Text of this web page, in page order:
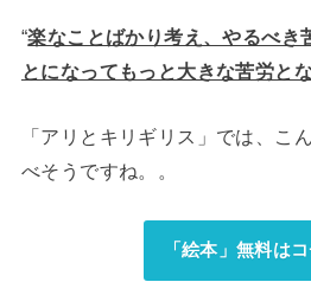
“楽なことばかり考え、やるべき
とになってもっと大きな苦労と
「アリとキリギリス」では、こ
べそうですね。。
「絵本」無料は